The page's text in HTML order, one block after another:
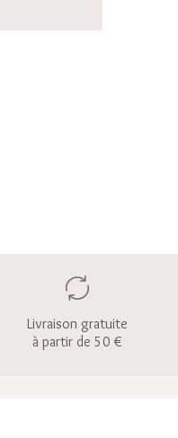
Livraison gratuite
à partir de 50 €